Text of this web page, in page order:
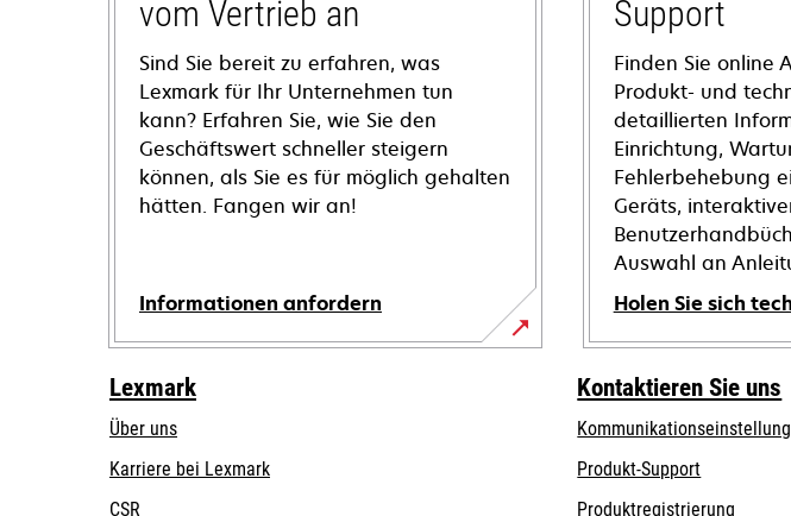
vom Vertrieb an
Sind Sie bereit zu erfahren, was
Lexmark für Ihr Unternehmen tun
kann? Erfahren Sie, wie Sie den
Geschäftswert schneller steigern
können, als Sie es für möglich gehalten
hätten. Fangen wir an!
Informationen anfordern
Support
Finden Sie online
Produkt- und
detaillierten
Einrichtung,
Fehlerbehebung
Geräts,
Auswahl an
Holen Sie sich
wird
in
neuen
Registerkarte
geöffnet
Lexmark
Über uns
Karriere bei Lexmark
CSR
Kontaktieren Sie uns
wird
in
Produkt-Supportwird
Produktregistrierung